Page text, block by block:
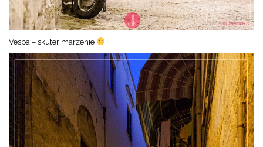
Vespa – skuter marzenie